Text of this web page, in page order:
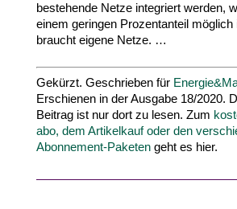
bestehende Netze inte­griert werden,
einem geringen Prozent­anteil möglich
braucht eigene Netze. …
Gekürzt. Geschrie­ben für Energie&
Erschie­nen in der Ausgabe 18/​2020.
Beitrag ist nur dort zu lesen. Zum
abo, dem Arti­kel­kauf oder den
Abonnement-​Paketengeht es hier.